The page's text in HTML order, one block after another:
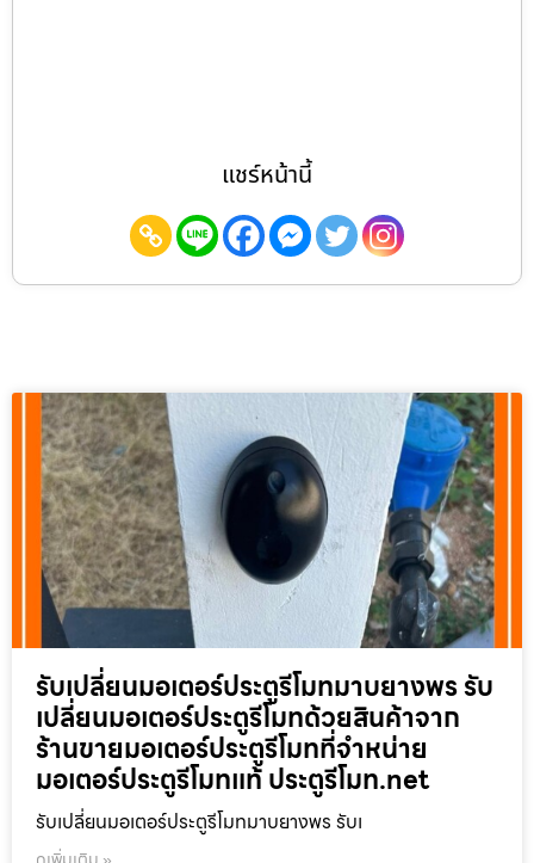
แชร์หน้านี้
รับเปลี่ยนมอเตอร์ประตูรีโมทมาบยางพร รับ
เปลี่ยนมอเตอร์ประตูรีโมทด้วยสินค้าจาก
ร้านขายมอเตอร์ประตูรีโมทที่จำหน่าย
มอเตอร์ประตูรีโมทแท้ ประตูรีโมท.net
รับเปลี่ยนมอเตอร์ประตูรีโมทมาบยางพร รับเ